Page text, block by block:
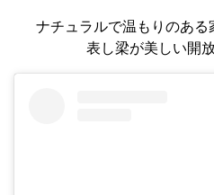
ナチュラルで温もりのあ
表し梁が美しい開